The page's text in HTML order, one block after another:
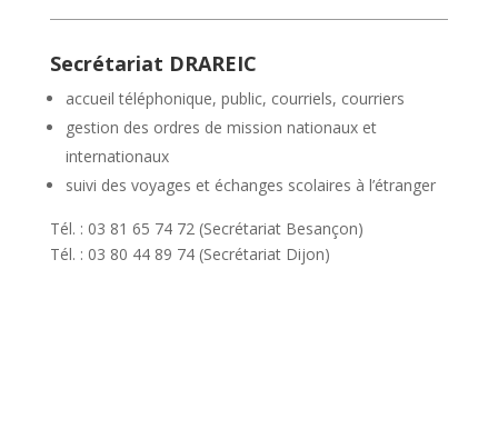
Secrétariat DRAREIC
accueil téléphonique, public, courriels, courriers
gestion des ordres de mission nationaux et
internationaux
suivi des voyages et échanges scolaires à l’étranger
Tél. : 03 81 65 74 72 (Secrétariat Besançon)
Tél. : 03 80 44 89 74 (Secrétariat Dijon)